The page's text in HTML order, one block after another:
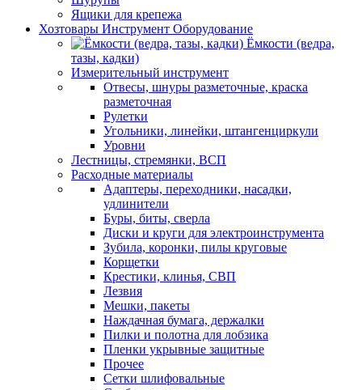
Ящики для крепежа
Хозтовары Инструмент Оборудование
Ёмкости (ведра,
тазы, кадки)
Измерительный инструмент
Отвесы, шнуры разметочные, краска
разметочная
Рулетки
Угольники, линейки, штангенциркули
Уровни
Лестницы, стремянки, ВСП
Расходные материалы
Адаптеры, переходники, насадки,
удлинители
Буры, биты, сверла
Диски и круги для электроинструмента
Зубила, коронки, пилы круговые
Корщетки
Крестики, клинья, СВП
Лезвия
Мешки, пакеты
Наждачная бумага, держалки
Пилки и полотна для лобзика
Пленки укрывные защитные
Прочее
Сетки шлифовальные